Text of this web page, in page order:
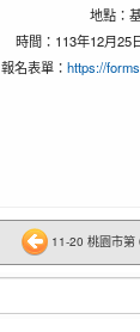
地點：
時間：113年12月25
報名表單： https://
11-20 桃園市第